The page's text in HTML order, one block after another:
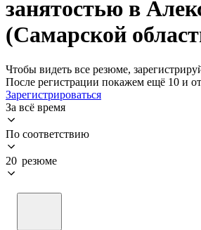
занятостью в
(Самарской
Чтобы видеть все резюме,
После регистрации покажем ещё 10 и
Зарегистрироваться
За всё время
По соответствию
20 резюме